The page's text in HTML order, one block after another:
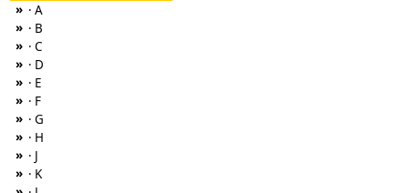
» · A
» · B
» · C
» · D
» · E
» · F
» · G
» · H
» · J
» · K